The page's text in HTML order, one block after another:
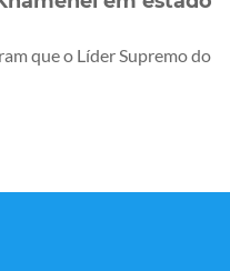
que o Líder Supremo do